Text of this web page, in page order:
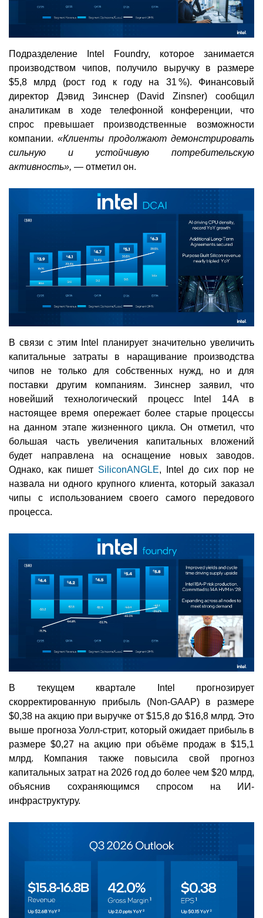
Подразделение Intel Foundry, которое занимается
производством чипов, получило выручку в размере
$5,8 млрд (рост год к году на 31 %). Финансовый
директор Дэвид Зинснер (David Zinsner) сообщил
аналитикам в ходе телефонной конференции, что
спрос превышает производственные возможности
компании.«Клиенты продолжают демонстрировать
сильную и устойчивую потребительскую
активность», — отметил он.
В связи с этим Intel планирует значительно увеличить
капитальные затраты в наращивание производства
чипов не только для собственных нужд, но и для
поставки другим компаниям. Зинснер заявил, что
новейший технологический процесс Intel 14A в
настоящее время опережает более старые процессы
на данном этапе жизненного цикла. Он отметил, что
большая часть увеличения капитальных вложений
будет направлена на оснащение новых заводов.
Однако, как пишет SiliconANGLE, Intel до сих пор не
назвала ни одного крупного клиента, который заказал
чипы с использованием своего самого передового
процесса.
В текущем квартале Intel прогнозирует
скорректированную прибыль (Non-GAAP) в размере
$0,38 на акцию при выручке от $15,8 до $16,8 млрд. Это
выше прогноза Уолл-стрит, который ожидает прибыль в
размере $0,27 на акцию при объёме продаж в $15,1
млрд. Компания также повысила свой прогноз
капитальных затрат на 2026 год до более чем $20 млрд,
объяснив сохраняющимся спросом на ИИ-
инфраструктуру.